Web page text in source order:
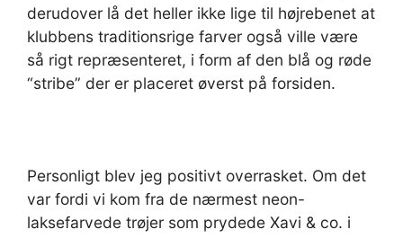
derudover lå det heller ikke lige til højrebenet at
klubbens traditionsrige farver også ville være
så rigt repræsenteret, i form af den blå og røde
“stribe” der er placeret øverst på forsiden.
Personligt blev jeg positivt overrasket. Om det
var fordi vi kom fra de nærmest neon-
laksefarvede trøjer som prydede Xavi & co. i